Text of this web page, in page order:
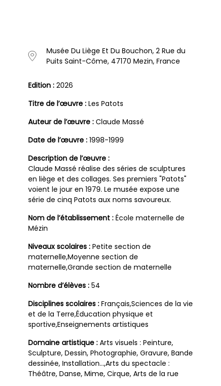
Musée Du Liège Et Du Bouchon, 2 Rue du
Puits Saint-Côme, 47170 Mezin, France
Edition : 2026
Titre de l’œuvre : Les Patots
Auteur de l’œuvre : Claude Massé
Date de l’œuvre : 1998-1999
Description de l’œuvre :
Claude Massé réalise des séries de sculptures
en liège et des collages. Ses premiers "Patots"
voient le jour en 1979. Le musée expose une
série de cinq Patots aux noms savoureux.
Nom de l’établissement : École maternelle de
Mézin
Niveaux scolaires : Petite section de
maternelle,Moyenne section de
maternelle,Grande section de maternelle
Nombre d’élèves : 54
Disciplines scolaires : Français,Sciences de la vie
et de la Terre,Éducation physique et
sportive,Enseignements artistiques
Domaine artistique : Arts visuels : Peinture,
Sculpture, Dessin, Photographie, Gravure, Bande
dessinée, Installation…,Arts du spectacle :
Théâtre, Danse, Mime, Cirque, Arts de la rue